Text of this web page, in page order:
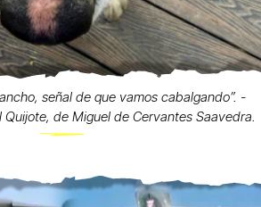
señal de que vamos cabalgando”. -
Quijote, de Miguel de Cervantes Saavedra.